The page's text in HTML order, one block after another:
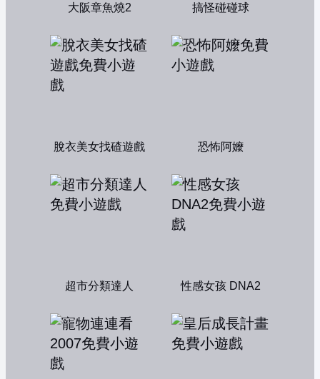
大阪章魚燒2 搞怪碰碰球
脫衣美女找碴遊戲 恐怖阿嬤
超市分類達人 性感女孩 DNA2